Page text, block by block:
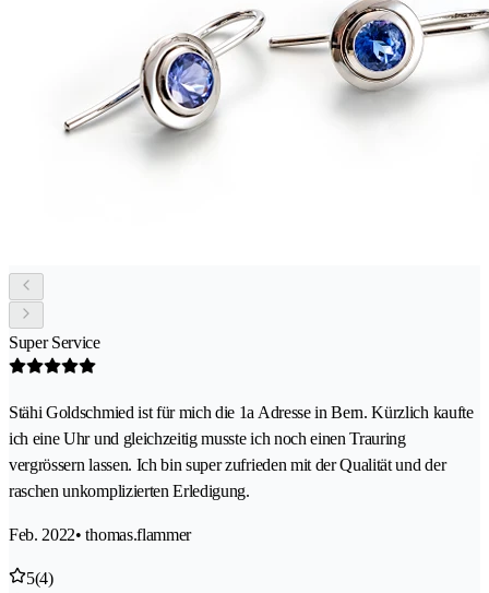
Super Service
Stähi Goldschmied ist für mich die 1a Adresse in Bern. Kürzlich kaufte
ich eine Uhr und gleichzeitig musste ich noch einen Trauring
vergrössern lassen. Ich bin super zufrieden mit der Qualität und der
raschen unkomplizierten Erledigung.
Feb. 2022• thomas.flammer
5(4)